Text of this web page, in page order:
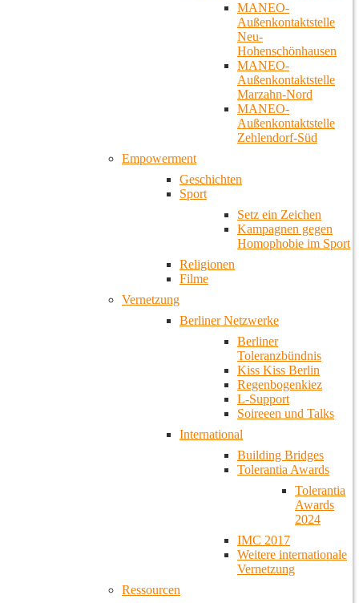
MANEO-
Außenkontaktstelle
Neu-
Hohenschönhausen
MANEO-
Außenkontaktstelle
Marzahn-Nord
MANEO-
Außenkontaktstelle
Zehlendorf-Süd
Empowerment
Geschichten
Sport
Setz ein Zeichen
Kampagnen gegen
Homophobie im Sport
Religionen
Filme
Vernetzung
Berliner Netzwerke
Berliner
Toleranzbündnis
Kiss Kiss Berlin
Regenbogenkiez
L-Support
Soireeen und Talks
International
Building Bridges
Tolerantia Awards
Tolerantia
Awards
2024
IMC 2017
Weitere internationale
Vernetzung
Ressourcen